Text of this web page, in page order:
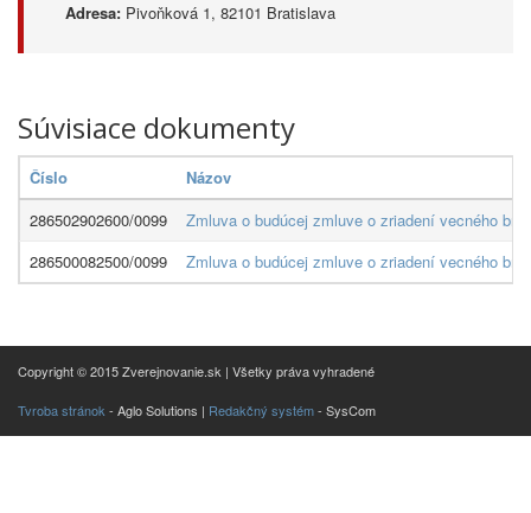
Adresa: Pivoňková 1, 82101 Bratislava
Súvisiace dokumenty
Číslo
Názov
286502902600/0099
Zmluva o budúcej zmluve o zriadení vecného
286500082500/0099
Zmluva o budúcej zmluve o zriadení vecného
Copyright © 2015 Zverejnovanie.sk | Všetky práva vyhradené
Tvroba stránok - Aglo Solutions | Redakčný systém- SysCom